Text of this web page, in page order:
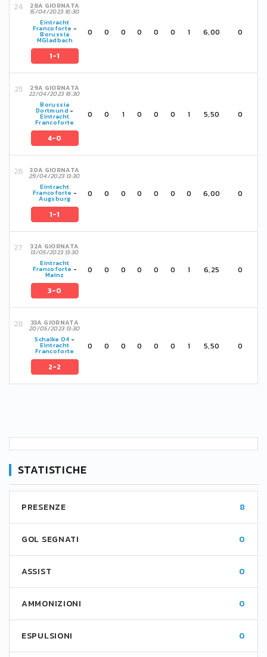
28A GIORNATA
15/04/2023 16:30
Eintracht
Francoforte -
Borussia
MGladbach
1-1
0 0 0 0 0 0 1 6,00 0
29A GIORNATA
22/04/2023 16:30
Borussia
Dortmund-
Eintracht
Francoforte
4-0
0 0 1 0 0 0 1 5,50 0
30A GIORNATA
29/04/2023 13:30
Eintracht
Francoforte -
Augsburg
1-1
0 0 0 0 0 0 0 6,00 0
32A GIORNATA
13/05/2023 13:30
Eintracht
Francoforte -
Mainz
3-0
0 0 0 0 0 0 1 6,25 0
33A GIORNATA
20/05/2023 13:30
Schalke 04 -
Eintracht
Francoforte
2-2
0 0 0 0 0 0 1 5,50 0
STATISTICHE
PRESENZE 8
GOL SEGNATI 0
ASSIST 0
AMMONIZIONI 0
ESPULSIONI 0